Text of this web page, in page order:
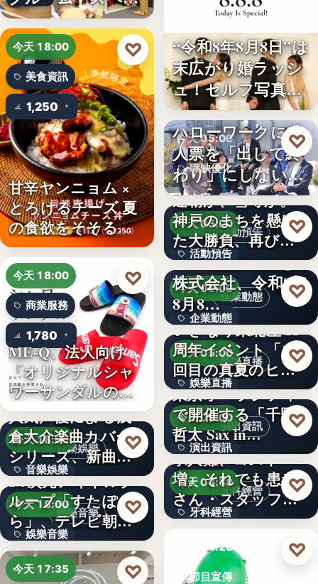
ボ東武宇…
今天 18:00
美食資訊
1,250
甘辛ヤンニョム ×
とろけるチーズ 夏
の食欲をそそる
“旨…
♡
今天 18:00
商業服務
1,780
ME-Q、法人向け
「オリジナルシャ
ワーサンダルの
OEM制…
♡
音樂娛樂
今天 18:00
音樂娛樂
1位
人気声優による浅
倉大介楽曲カバー
シリーズ、新曲が
配信チャ…
♡
娛樂音樂
今天 18:00
娛樂音樂
4
2.5次元アイドルグ
ループ「すたぽ
ら」、テレビ朝日
系全国…
♡
今天 17:35 ♡
“令和8年8月8日”は
末広がり婚ラッシ
ュ！セルフ写真館
「…
今天 05:00
職缺優化
文字
ハローワークに求
人票を「出して終
わり」にしない。
求人票・…
♡
活動預告
今天 05:00
活動預告
300人
連覇か、雪辱か。
神戸のまちを懸け
た大勝負、再び！
…
♡
企業動態
今天 05:00
企業動態
文字
Internnect Group
株式会社、令和8年
8月8…
♡
娛樂直播
今天 05:00
娛樂直播
11
いぎなり東北産 11
周年イベント「11
回目の真夏のヒロ
イ…
♡
演出資訊
今天 05:00
演出資訊
3
東京オペラシティ
で開催する「千野
哲太 Sax in…
♡
牙科經營
今天 04:38
牙科經營
求人難、コスト
増。それでも患者
さん・スタッフ・
院長を豊か…
♡
今天 04:28
節目宣傳
♡